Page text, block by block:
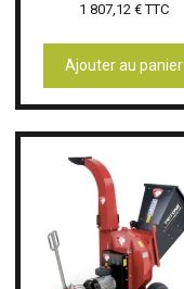
1 807,12 €TTC
Ajouter au panier